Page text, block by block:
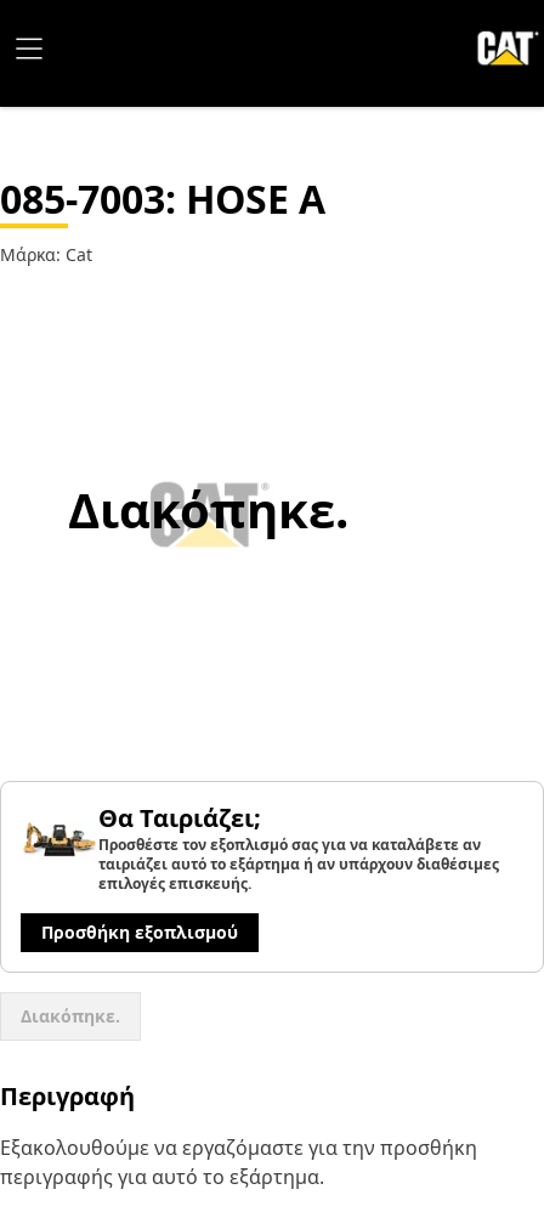
085-7003: HOSE A
Μάρκα: Cat
Διακόπηκε.
Θα Ταιριάζει;
Προσθέστε τον εξοπλισμό σας για να καταλάβετε αν
ταιριάζει αυτό το εξάρτημα ή αν υπάρχουν διαθέσιμες
επιλογές επισκευής.
Προσθήκη εξοπλισμού
Διακόπηκε.
Περιγραφή
Εξακολουθούμε να εργαζόμαστε για την προσθήκη
περιγραφής για αυτό το εξάρτημα.